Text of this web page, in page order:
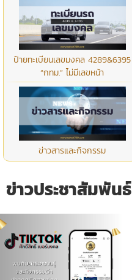
ป้ายทะเบียนเลขมงคล 4289&6395
“กทม.” ไม่มีเลขหน้า
ข่าวสารและกิจกรรม
ข่าวประชาสัมพันธ์